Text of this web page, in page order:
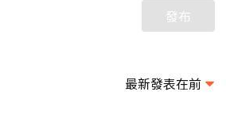
發布
最新發表在前